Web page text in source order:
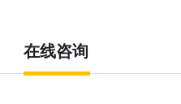
在线咨询